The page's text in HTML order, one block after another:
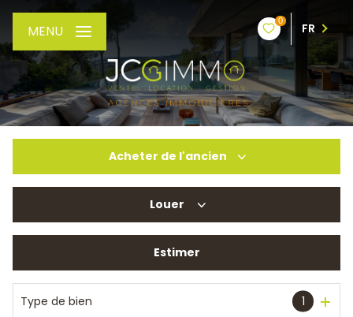
0
FR
MENU
Acheter de l'ancien
De l'immo pro
Louer
De l'immo pro
Estimer
Type de bien 1